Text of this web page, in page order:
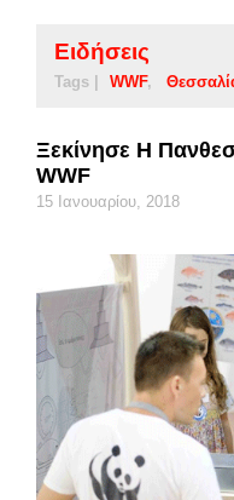
Ειδήσεις
Tags | WWF
Ξεκίνησε Η
WWF
15 Ιανουαρίου, 2018